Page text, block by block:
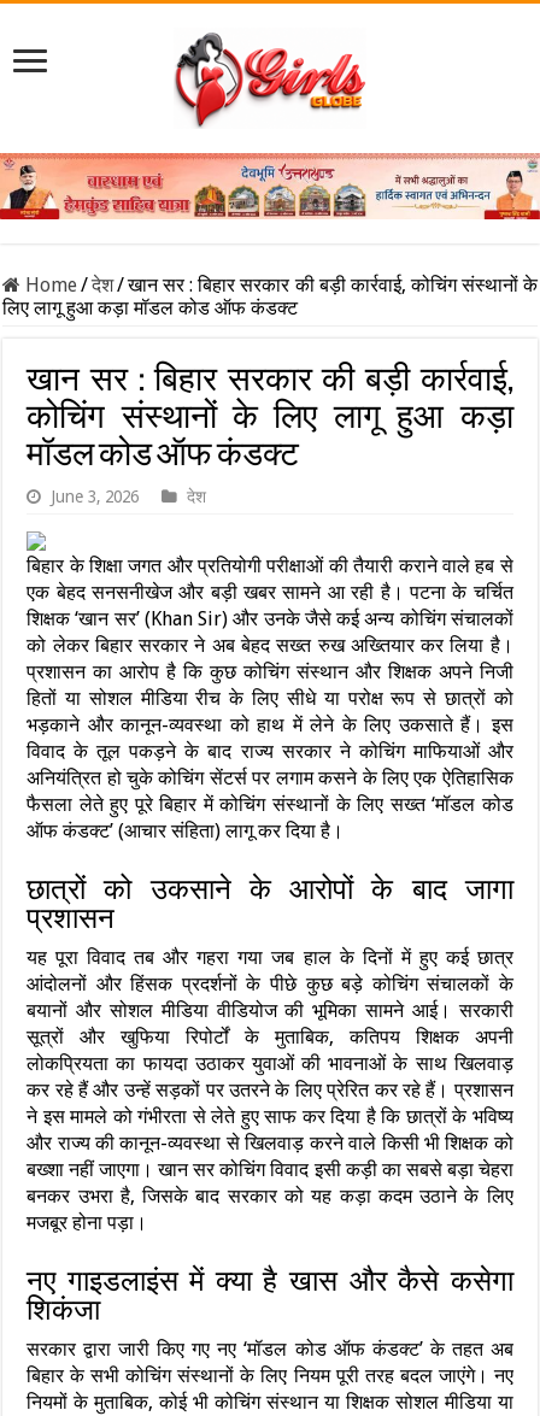
Home/देश/खान सर : बिहार सरकार की बड़ी कार्रवाई, कोचिंग संस्थानों के
लिए लागू हुआ कड़ा मॉडल कोड ऑफ कंडक्ट
खान सर : बिहार सरकार की बड़ी कार्रवाई,
कोचिंग संस्थानों के लिए लागू हुआ कड़ा
मॉडल कोड ऑफ कंडक्ट
June 3, 2026 देश
बिहार के शिक्षा जगत और प्रतियोगी परीक्षाओं की तैयारी कराने वाले हब से
एक बेहद सनसनीखेज और बड़ी खबर सामने आ रही है। पटना के चर्चित
शिक्षक ‘खान सर’ (Khan Sir) और उनके जैसे कई अन्य कोचिंग संचालकों
को लेकर बिहार सरकार ने अब बेहद सख्त रुख अख्तियार कर लिया है।
प्रशासन का आरोप है कि कुछ कोचिंग संस्थान और शिक्षक अपने निजी
हितों या सोशल मीडिया रीच के लिए सीधे या परोक्ष रूप से छात्रों को
भड़काने और कानून-व्यवस्था को हाथ में लेने के लिए उकसाते हैं। इस
विवाद के तूल पकड़ने के बाद राज्य सरकार ने कोचिंग माफियाओं और
अनियंत्रित हो चुके कोचिंग सेंटर्स पर लगाम कसने के लिए एक ऐतिहासिक
फैसला लेते हुए पूरे बिहार में कोचिंग संस्थानों के लिए सख्त ‘मॉडल कोड
ऑफ कंडक्ट’ (आचार संहिता) लागू कर दिया है।
छात्रों को उकसाने के आरोपों के बाद जागा
प्रशासन
यह पूरा विवाद तब और गहरा गया जब हाल के दिनों में हुए कई छात्र
आंदोलनों और हिंसक प्रदर्शनों के पीछे कुछ बड़े कोचिंग संचालकों के
बयानों और सोशल मीडिया वीडियोज की भूमिका सामने आई। सरकारी
सूत्रों और खुफिया रिपोर्टों के मुताबिक, कतिपय शिक्षक अपनी
लोकप्रियता का फायदा उठाकर युवाओं की भावनाओं के साथ खिलवाड़
कर रहे हैं और उन्हें सड़कों पर उतरने के लिए प्रेरित कर रहे हैं। प्रशासन
ने इस मामले को गंभीरता से लेते हुए साफ कर दिया है कि छात्रों के भविष्य
और राज्य की कानून-व्यवस्था से खिलवाड़ करने वाले किसी भी शिक्षक को
बख्शा नहीं जाएगा। खान सर कोचिंग विवाद इसी कड़ी का सबसे बड़ा चेहरा
बनकर उभरा है, जिसके बाद सरकार को यह कड़ा कदम उठाने के लिए
मजबूर होना पड़ा।
नए गाइडलाइंस में क्या है खास और कैसे कसेगा
शिकंजा
सरकार द्वारा जारी किए गए नए ‘मॉडल कोड ऑफ कंडक्ट’ के तहत अब
बिहार के सभी कोचिंग संस्थानों के लिए नियम पूरी तरह बदल जाएंगे। नए
नियमों के मुताबिक, कोई भी कोचिंग संस्थान या शिक्षक सोशल मीडिया या